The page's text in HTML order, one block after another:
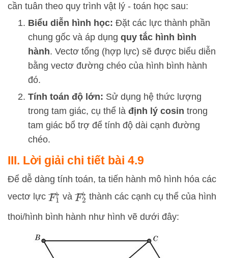
cần tuân theo quy trình vật lý - toán học sau:
Biểu diễn hình học: Đặt các lực thành phần
chung gốc và áp dụng quy tắc hình bình
hành. Vectơ tổng (hợp lực) sẽ được biểu diễn
bằng vectơ đường chéo của hình bình hành
đó.
Tính toán độ lớn: Sử dụng hệ thức lượng
trong tam giác, cụ thể là định lý cosin trong
tam giác bổ trợ để tính độ dài cạnh đường
chéo.
III. Lời giải chi tiết bài 4.9
Để dễ dàng tính toán, ta tiến hành mô hình hóa các
vectơ lực F1 →
và F2 →
thành các cạnh cụ thể của hình
thoi/hình bình hành như hình vẽ dưới đây: